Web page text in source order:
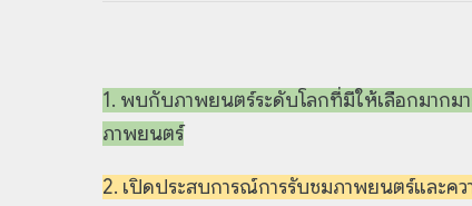
1. พบกับภาพยนตร์ระดับโลกที่มีให้เลือกมากม
ภาพยนตร์
2. เปิดประสบการณ์การรับชมภาพยนตร์และค